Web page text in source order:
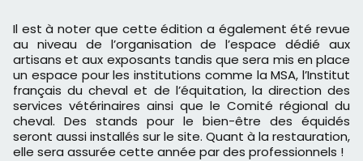
Il est à noter que cette édition a également été revue
au niveau de l’organisation de l’espace dédié aux
artisans et aux exposants tandis que sera mis en place
un espace pour les institutions comme la MSA, l’Institut
français du cheval et de l’équitation, la direction des
services vétérinaires ainsi que le Comité régional du
cheval. Des stands pour le bien-être des équidés
seront aussi installés sur le site. Quant à la restauration,
elle sera assurée cette année par des professionnels !